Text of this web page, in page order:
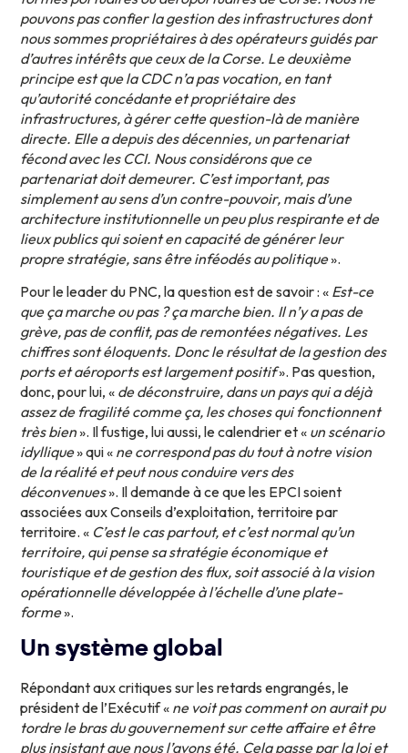
pouvons pas confier la gestion des infrastructures dont
nous sommes propriétaires à des opérateurs guidés par
d’autres intérêts que ceux de la Corse. Le deuxième
principe est que la CDC n’a pas vocation, en tant
qu’autorité concédante et propriétaire des
infrastructures, à gérer cette question-là de manière
directe. Elle a depuis des décennies, un partenariat
fécond avec les CCI. Nous considérons que ce
partenariat doit demeurer. C’est important, pas
simplement au sens d’un contre-pouvoir, mais d’une
architecture institutionnelle un peu plus respirante et de
lieux publics qui soient en capacité de générer leur
propre stratégie, sans être inféodés au politique».
Pour le leader du PNC, la question est de savoir : « Est-ce
que ça marche ou pas ? ça marche bien. Il n’y a pas de
grève, pas de conflit, pas de remontées négatives. Les
chiffres sont éloquents. Donc le résultat de la gestion des
ports et aéroports est largement positif». Pas question,
donc, pour lui, « de déconstruire, dans un pays qui a déjà
assez de fragilité comme ça, les choses qui fonctionnent
très bien». Il fustige, lui aussi, le calendrier et « un scénario
idyllique» qui « ne correspond pas du tout à notre vision
de la réalité et peut nous conduire vers des
déconvenues». Il demande à ce que les EPCI soient
associées aux Conseils d’exploitation, territoire par
territoire. « C’est le cas partout, et c’est normal qu’un
territoire, qui pense sa stratégie économique et
touristique et de gestion des flux, soit associé à la vision
opérationnelle développée à l’échelle d’une plate-
forme».
Un système global
Répondant aux critiques sur les retards engrangés, le
président de l’Exécutif « ne voit pas comment on aurait pu
tordre le bras du gouvernement sur cette affaire et être
plus insistant que nous l’avons été. Cela passe par la loi et